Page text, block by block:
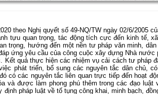
theo Nghị quyết số 49-NQ/TW ngày 02/6/2005
tựu quan trọng, tác động tích cực đến kinh tế,
trọng, hướng đến một nền tư pháp văn minh, dân
ứng yêu cầu của công cuộc xây dựng Nhà nước
quả thực hiện các nhiệm vụ cải cách tư pháp
phát triển, bổ sung các nguyên tắc dân chủ,
có các nguyên tắc liên quan trực tiếp đến hoạt
và được làm phong phú thêm trong các đạo luật
pháp luật về tố tụng công khai, minh bạch,